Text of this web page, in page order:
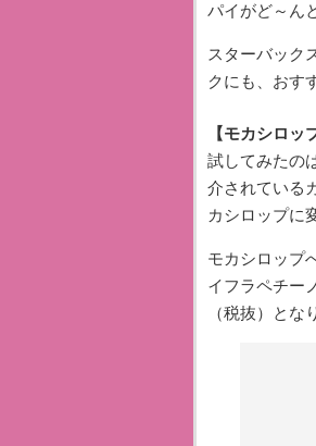
パイがど～ん
スターバック
クにも、おす
【モカシロッ
試してみたの
介されている
カシロップに
モカシロップ
イフラペチー
（税抜）とな